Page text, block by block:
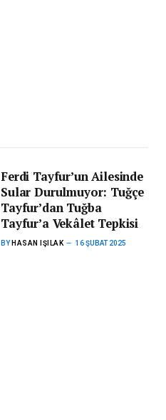
Ferdi Tayfur’un Ailesinde
Sular Durulmuyor: Tuğçe
Tayfur’dan Tuğba
Tayfur’a Vekâlet Tepkisi
BY HASAN IŞILAK 16 ŞUBAT 2025